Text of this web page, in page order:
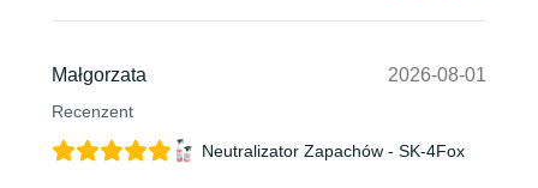
Małgorzata
Recenzent
2026-08-01
Neutralizator Zapachów - SK-4Fox